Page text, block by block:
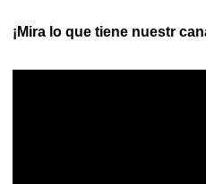
¡Mira lo que tiene nuestr